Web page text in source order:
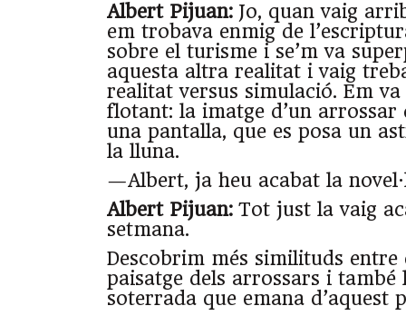
Albert Pijuan: Jo, quan vaig
em trobava enmig de
sobre el turisme i se’m va
aquesta altra realitat i vaig
realitat versus simulació. Em
flotant: la imatge d’un arrossar
una pantalla, que es posa un
la lluna.
—Albert, ja heu acabat la
Albert Pijuan: Tot just la vaig
setmana.
Descobrim més similituds entre
paisatge dels arrossars i també
soterrada que emana d’aquest